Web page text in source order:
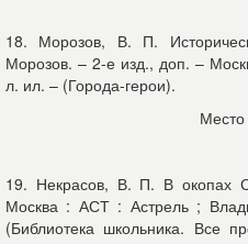
18. Морозов, В. П.
Морозов. – 2-е изд., доп. –
л. ил. – (Города-герои).
19. Некрасов, В. П. В окопах
Москва : АСТ : Астрель ;
(Библиотека школьника. Все